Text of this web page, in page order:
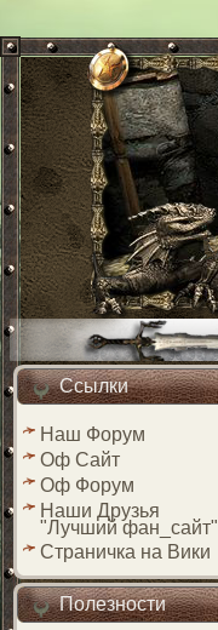
Ссылки
Наш Форум
Оф Сайт
Оф Форум
Наши Друзья
"Лучший фан_сайт"
Страничка на Вики
Полезности